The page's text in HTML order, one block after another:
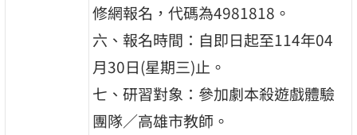
修網報名，代碼為4981818。
六、報名時間：自即日起至114年04
月30日(星期三)止。
七、研習對象：參加劇本殺遊戲體驗
團隊／高雄市教師。